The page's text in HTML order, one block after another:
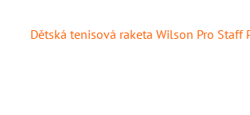
Dětská tenisová raketa Wilson Pro Staff